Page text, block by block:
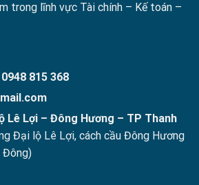
trong lĩnh vực Tài chính – Kế toán –
0948 815 368
Lê Lợi – Đông Hương – TP Thanh
Đại lộ Lê Lợi, cách cầu Đông Hương
Đông)